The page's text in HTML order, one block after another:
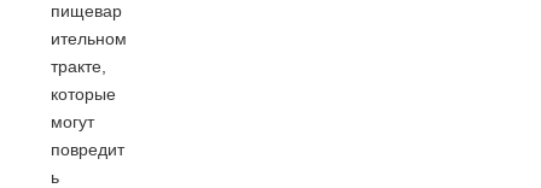
пищевар
ительном
тракте,
которые
могут
повредит
ь